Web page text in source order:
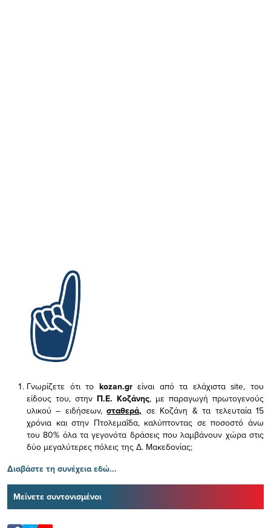
Γνωρίζετε ότι το kozan.gr είναι από τα ελάχισταsite, του
είδους του, στην Π.Ε. Κοζάνης, με παραγωγή πρωτογενούς
υλικού – ειδήσεων,σταθερά, σε Κοζάνη & τα τελευταία 15
χρόνια και στην Πτολεμαΐδα, καλύπτοντας σε ποσοστό άνω
του 80% όλα τα γεγονότα δράσεις που λαμβάνουν χώρα στις
δύο μεγαλύτερες πόλεις της Δ. Μακεδονίας;
Διαβάστε τη συνέχεια εδώ...
Μείνετε συντονισμένοι